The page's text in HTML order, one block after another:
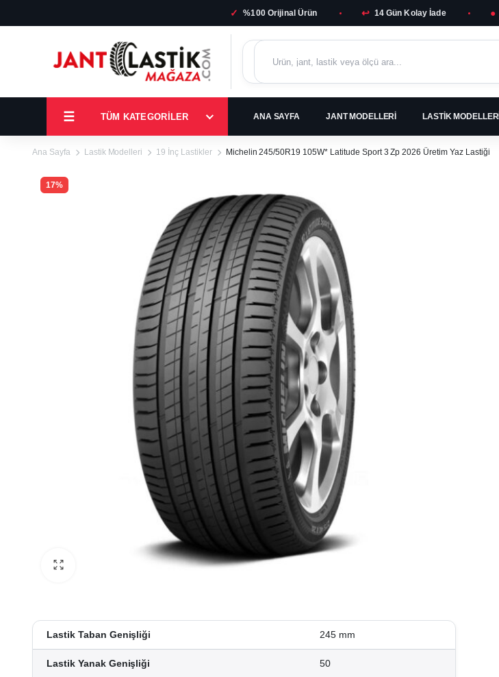
✓ %100 Orijinal Ürün ↩ 14 Gün Kolay İade ●
TÜM KATEGORILER ANA SAYFA JANT MODELLERI LASTIK MODELLERI
Ana Sayfa Lastik Modelleri 19 İnç Lastikler Michelin 245/50R19 105W* Latitude Sport 3 Zp 2026 Üretim Yaz Lastiği
17%
Lastik Taban Genişliği 245 mm
Lastik Yanak Genişliği 50